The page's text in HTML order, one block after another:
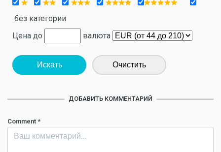
без категории
Цена до
валюта
Искать Очистить
ДОБАВИТЬ КОММЕНТАРИЙ
Comment *